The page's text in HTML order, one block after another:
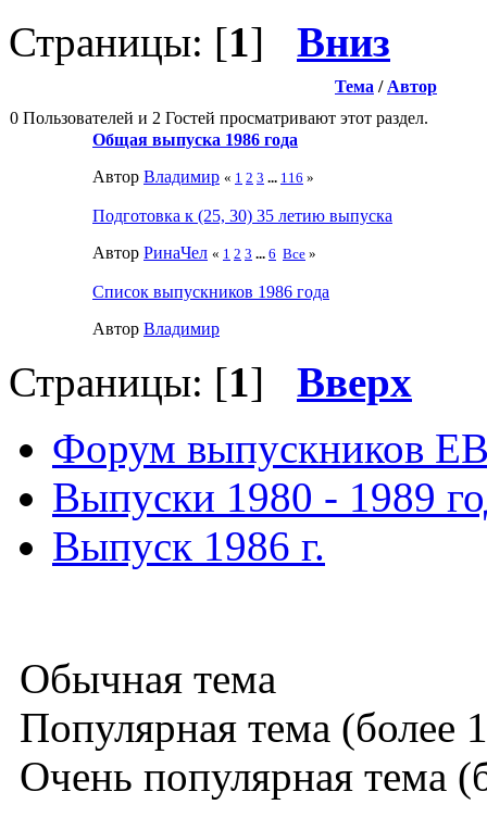
Страницы: [1] Вниз
Тема / Автор
0 Пользователей и 2 Гостей просматривают этот раздел.
Общая выпуска 1986 года
Автор Влaдимир « 1 2 3 ... 116 »
Подготовка к (25, 30) 35 летию выпуска
Автор РинаЧел « 1 2 3 ... 6 Все »
Список выпускников 1986 года
Автор Влaдимир
Страницы: [1] Вверх
Форум выпускников
Выпуски 1980 - 1989
Выпуск 1986 г.
Обычная тема
Популярная тема (более
Очень популярная тема